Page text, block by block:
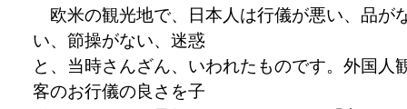
欧米の観光地で、日本人は行儀が悪い、品が
い、節操がない、迷惑
と、当時さんざん、いわれたものです。外国人
客のお行儀の良さを子